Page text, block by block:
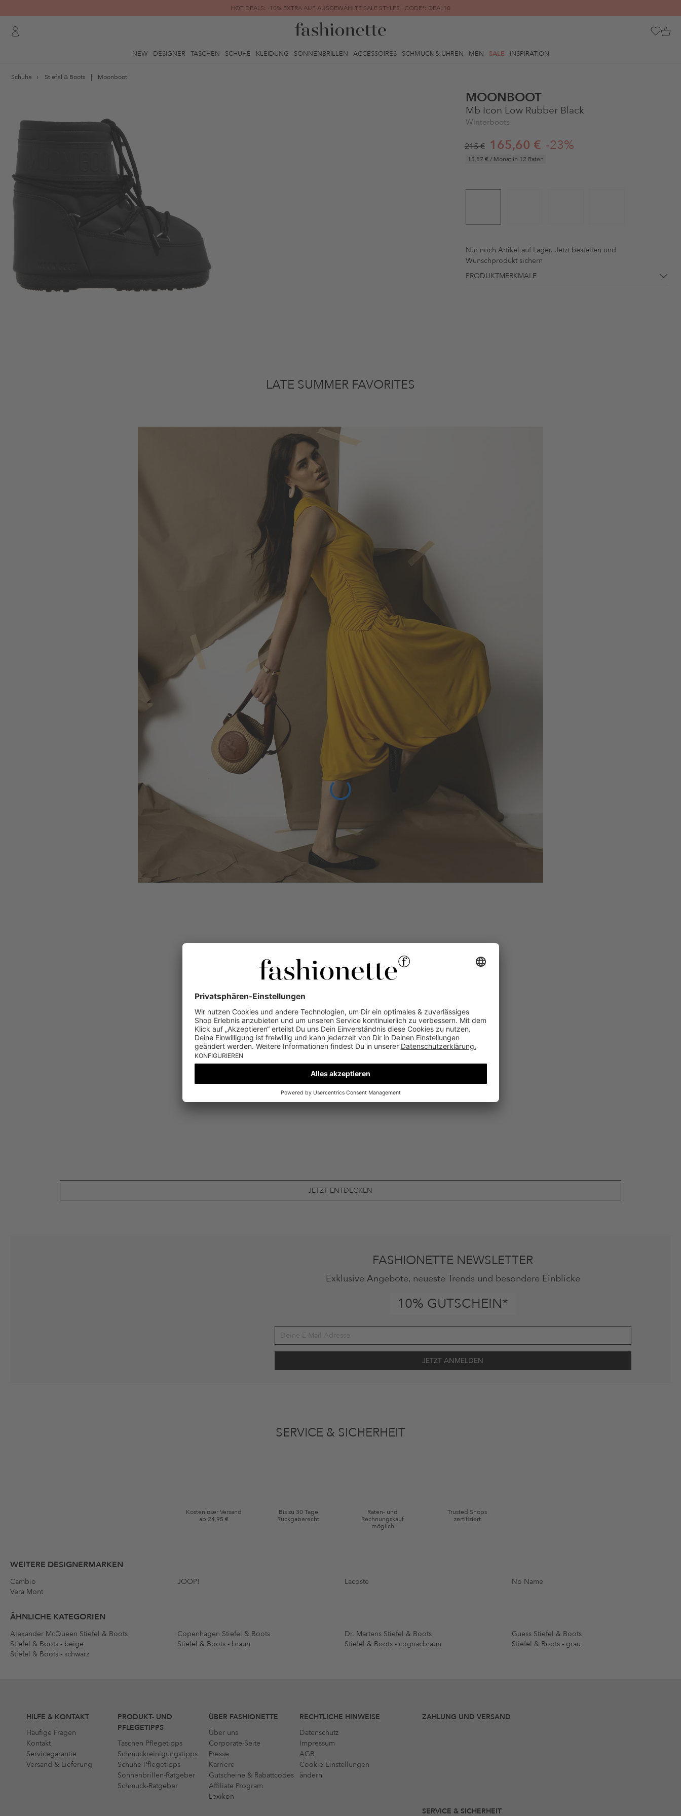
HOT DEALS: -10% EXTRA AUF AUSGEWÄHLTE SALE STYLES | CODE*: DEAL10
FINAL SALE | BIS ZU -80% REDUZIERT
NEW DESIGNER TASCHEN SCHUHE KLEIDUNG SONNENBRILLEN ACCESSOIRES SCHMUCK & UHREN MEN SALE INSPIRATION
Schuhe Stiefel & Boots Moonboot
MOONBOOT
Mb Icon Low Rubber Black
Winterboots
215 € 165,60 € -23%
15,87 € / Monat in 12 Raten
Nur noch Artikel auf Lager. Jetzt bestellen und
Wunschprodukt sichern
PRODUKTMERKMALE
LATE SUMMER FAVORITES
JETZT ENTDECKEN
FASHIONETTE NEWSLETTER
Exklusive Angebote, neueste Trends und besondere Einblicke
10% GUTSCHEIN*
SERVICE & SICHERHEIT
Kostenloser Versand
ab 24,95 €
Bis zu 30 Tage
Rückgaberecht
Raten- und
Rechnungskauf
möglich
Trusted Shops
zertifiziert
WEITERE DESIGNERMARKEN
Cambio JOOP! Lacoste
No Name
Vera Mont
ÄHNLICHE KATEGORIEN
Alexander McQueen Stiefel & Boots Copenhagen Stiefel & Boots Dr. Martens Stiefel & Boots
Guess Stiefel & Boots
Stiefel & Boots - beige
Stiefel & Boots - braun Stiefel & Boots - cognacbraun
Stiefel & Boots - grau
Stiefel & Boots - schwarz
HILFE & KONTAKT
Häufige Fragen
Kontakt
Servicegarantie
Versand & Lieferung
PRODUKT- UND
PFLEGETIPPS
Taschen Pflegetipps
Schmuckreinigungstipps
Schuhe Pflegetipps
Sonnenbrillen-Ratgeber
Schmuck-Ratgeber
ÜBER FASHIONETTE
Über uns
Corporate-Seite
Presse
Karriere
Gutscheine & Rabattcodes
Affiliate Program
Lexikon
RECHTLICHE HINWEISE
Datenschutz
Impressum
AGB
Cookie Einstellungen
ändern
ZAHLUNG UND VERSAND
SERVICE & SICHERHEIT